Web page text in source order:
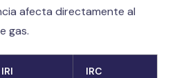
afecta directamente al
gas.
IRI
IRC